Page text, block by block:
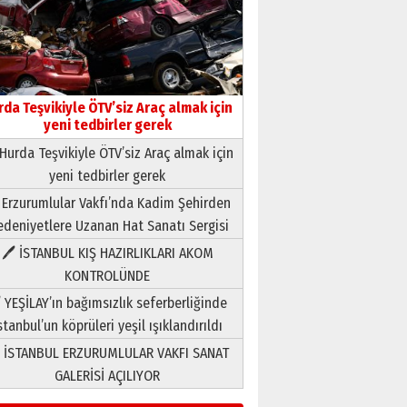
Teşvikiyle ÖTV’siz Araç almak için
yeni tedbirler gerek
Teşvikiyle ÖTV’siz Araç almak için
yeni tedbirler gerek
Vakfı’nda Kadim Şehirden
Uzanan Hat Sanatı Sergisi
🖊 İSTANBUL KIŞ HAZIRLIKLARI AKOM
KONTROLÜNDE
bağımsızlık seferberliğinde
köprüleri yeşil ışıklandırıldı
ERZURUMLULAR VAKFI SANAT
GALERİSİ AÇILIYOR
Neşat YALÇIN
Paranın Aile Kültüründeki Yeri
03 Ağustos 2026 Pazartesi
Yıldırım Gündoğdu
HAVVA’NIN ÜÇ KIZI
09 Temmuz 2026 Perşembe
Yusuf POLAT
Şampiyonluk Sebahattin
Şirin’e yazar